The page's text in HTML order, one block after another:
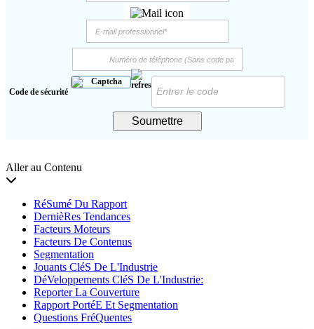
Code de sécurité
Soumettre
Aller au Contenu
RéSumé Du Rapport
DernièRes Tendances
Facteurs Moteurs
Facteurs De Contenus
Segmentation
Jouants CléS De L'Industrie
DéVeloppements CléS De L'Industrie:
Reporter La Couverture
Rapport PortéE Et Segmentation
Questions FréQuentes